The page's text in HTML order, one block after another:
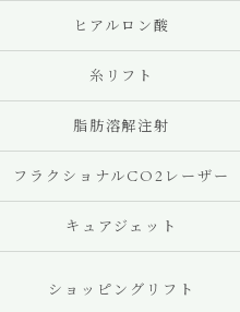
ヒアルロン酸
糸リフト
脂肪溶解注射
フラクショナルCO2レーザー
キュアジェット
ショッピングリフト